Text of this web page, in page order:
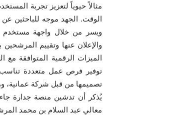
مثالاً حيوياً لتعزيز تجربة
الوقت. الجهد موجه للباحثين
ويسر من خلال واجهة مستخدم
والإعلان عنها وتقييم
الميزات الرقمية المتوافقة
توفير فرص عمل متعددة
تصميمها من قبل شركة عمانية،
يُذكر أن تدشين منصة جدارة
معالي عبد السلام بن محمد